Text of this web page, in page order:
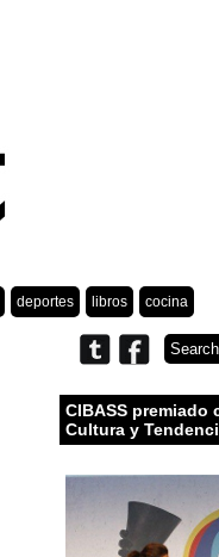
deportes libros cocina
CIBASS premiado
Cultura y